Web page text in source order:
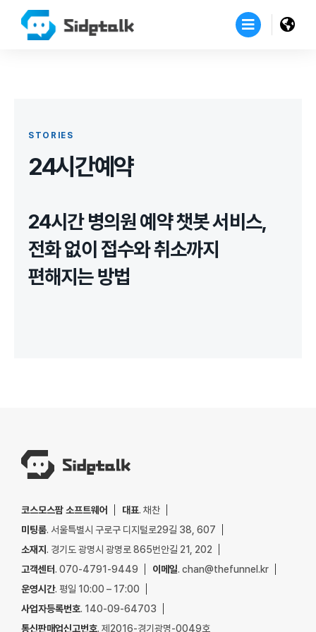
STORIES
24시간예약
24시간 병의원 예약 챗봇 서비스,
전화 없이 접수와 취소까지
편해지는 방법
코스모스팜 소프트웨어 대표. 채찬
미팅룸. 서울특별시 구로구 디지털로29길 38, 607
소재지. 경기도 광명시 광명로 865번안길 21, 202
고객센터. 070-4791-9449 이메일. chan@thefunnel.kr
운영시간. 평일 10:00 – 17:00
사업자등록번호. 140-09-64703
통신판매업신고번호. 제2016-경기광명-0049호